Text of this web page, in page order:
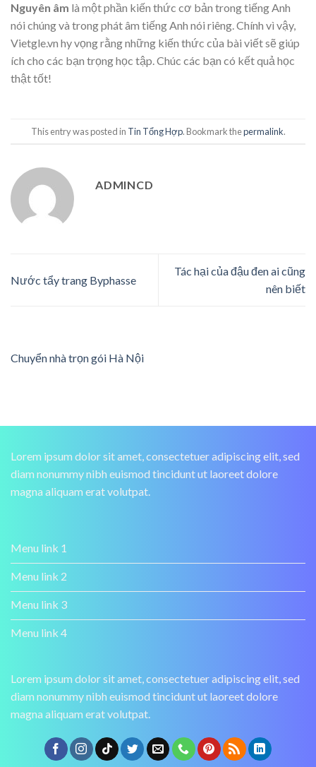
Nguyên âm là một phần kiến thức cơ bản trong tiếng Anh
nói chúng và trong phát âm tiếng Anh nói riêng. Chính vì vậy,
Vietgle.vn hy vọng rằng những kiến thức của bài viết sẽ giúp
ích cho các bạn trọng học tập. Chúc các bạn có kết quả học
thật tốt!
This entry was posted in Tin Tổng Hợp. Bookmark thepermalink.
ADMINCD
Nước tẩy trang Byphasse
Tác hại của đậu đen ai cũng
nên biết
Chuyển nhà trọn gói Hà Nội
Lorem ipsum dolor sit amet, consectetuer adipiscing elit, sed
diam nonummy nibh euismod tincidunt ut laoreet dolore
magna aliquam erat volutpat.
Menu link 1
Menu link 2
Menu link 3
Menu link 4
Lorem ipsum dolor sit amet, consectetuer adipiscing elit, sed
diam nonummy nibh euismod tincidunt ut laoreet dolore
magna aliquam erat volutpat.